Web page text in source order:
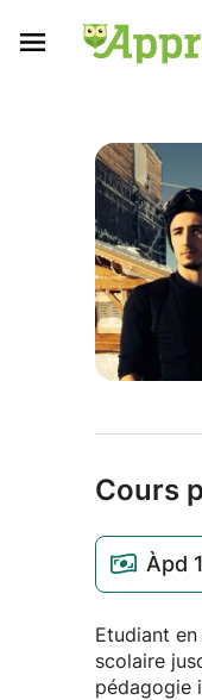
Cours
Àpd
Etudiant
scolaire
pédagogie